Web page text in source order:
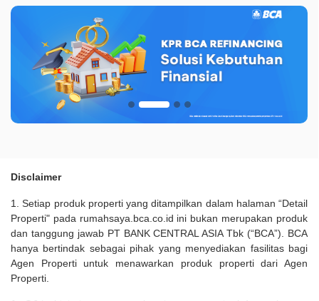
Disclaimer
1. Setiap produk properti yang ditampilkan dalam halaman “Detail
Properti" pada rumahsaya.bca.co.id ini bukan merupakan produk
dan tanggung jawab PT BANK CENTRAL ASIA Tbk (“BCA”). BCA
hanya bertindak sebagai pihak yang menyediakan fasilitas bagi
Agen Properti untuk menawarkan produk properti dari Agen
Properti.